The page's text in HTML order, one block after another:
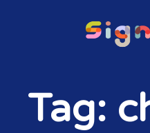
Tag: